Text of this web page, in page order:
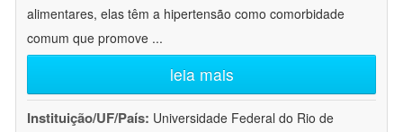
alimentares, elas têm a hipertensão como comorbidade
comum que promove ...
leia mais
Instituição/UF/País: Universidade Federal do Rio de